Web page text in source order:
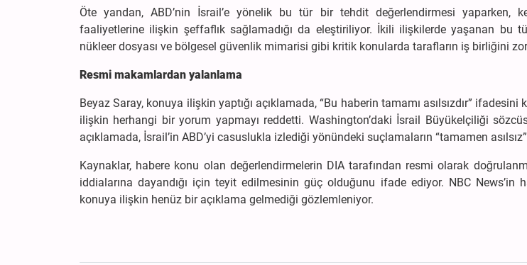
Öte yandan, ABD’nin İsrail’e yönelik bu tür bir tehdit değerlendirmesi yaparken,
faaliyetlerine ilişkin şeffaflık sağlamadığı da eleştiriliyor. İkili ilişkilerde yaşanan bu
nükleer dosyası ve bölgesel güvenlik mimarisi gibi kritik konularda tarafların iş birliğini
Resmi makamlardan yalanlama
Beyaz Saray, konuya ilişkin yaptığı açıklamada, “Bu haberin tamamı asılsızdır”
ilişkin herhangi bir yorum yapmayı reddetti. Washington’daki İsrail Büyükelçiliği
açıklamada, İsrail’in ABD’yi casuslukla izlediği yönündeki suçlamaların “tamamen
Kaynaklar, habere konu olan değerlendirmelerin DIA tarafından resmi olarak
iddialarına dayandığı için teyit edilmesinin güç olduğunu ifade ediyor. NBC News’in
konuya ilişkin henüz bir açıklama gelmediği gözlemleniyor.